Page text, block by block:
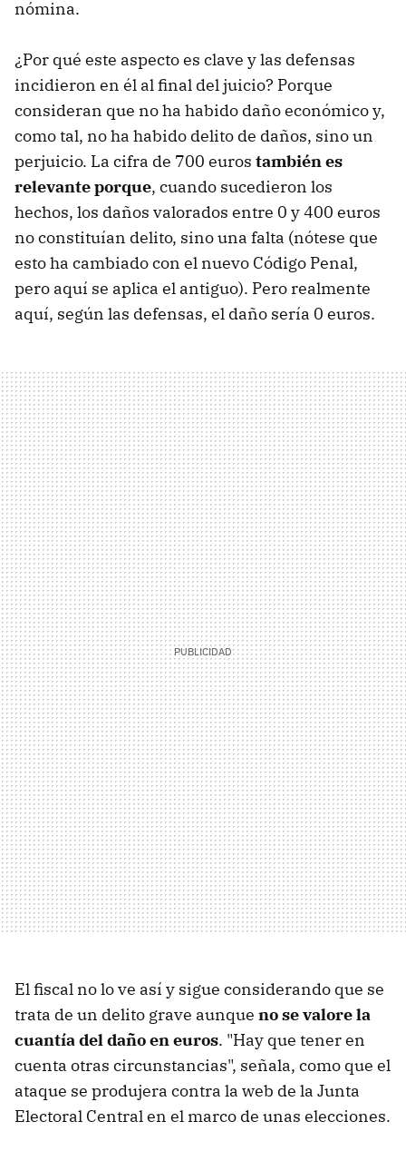
nómina.
¿Por qué este aspecto es clave y las defensas
incidieron en él al final del juicio? Porque
consideran que no ha habido daño económico y,
como tal, no ha habido delito de daños, sino un
perjuicio. La cifra de 700 euros también es
relevante porque, cuando sucedieron los
hechos, los daños valorados entre 0 y 400 euros
no constituían delito, sino una falta (nótese que
esto ha cambiado con el nuevo Código Penal,
pero aquí se aplica el antiguo). Pero realmente
aquí, según las defensas, el daño sería 0 euros.
El fiscal no lo ve así y sigue considerando que se
trata de un delito grave aunque no se valore la
cuantía del daño en euros. "Hay que tener en
cuenta otras circunstancias", señala, como que el
ataque se produjera contra la web de la Junta
Electoral Central en el marco de unas elecciones.